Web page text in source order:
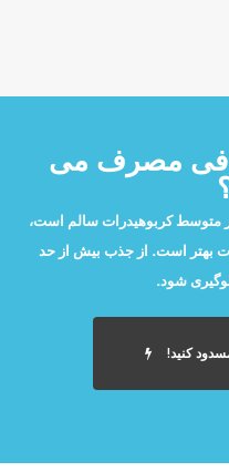
مصرف می
متوسط کربوهیدرات سالم است،
بهتر است. از جذب بیش از حد
شود.
کنید!